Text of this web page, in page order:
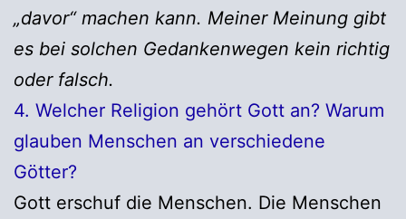
„davor“ machen kann. Meiner Meinung gibt
es bei solchen Gedankenwegen kein richtig
oder falsch.
4. Welcher Religion gehört Gott an? Warum
glauben Menschen an verschiedene
Götter?
Gott erschuf die Menschen. Die Menschen